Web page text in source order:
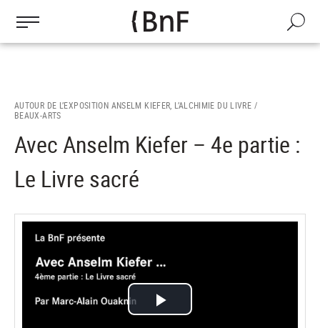
contenu
Recherche
AUTOUR DE L’EXPOSITION ANSELM KIEFER, L’ALCHIMIE DU LIVRE /
BEAUX-ARTS
Avec Anselm Kiefer – 4e partie :
Le Livre sacré
Lire